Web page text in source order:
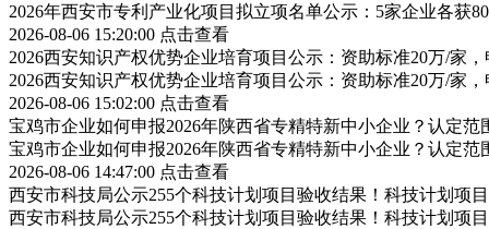
2026年西安市专利产业化项目拟立项名单公示：5家企业各获
2026-08-06 15:20:00 点击查看
2026西安知识产权优势企业培育项目公示：资助标准20万/家
2026西安知识产权优势企业培育项目公示：资助标准20万/家
2026-08-06 15:02:00 点击查看
宝鸡市企业如何申报2026年陕西省专精特新中小企业？认定
宝鸡市企业如何申报2026年陕西省专精特新中小企业？认定
2026-08-06 14:47:00 点击查看
西安市科技局公示255个科技计划项目验收结果！科技计划项
西安市科技局公示255个科技计划项目验收结果！科技计划项